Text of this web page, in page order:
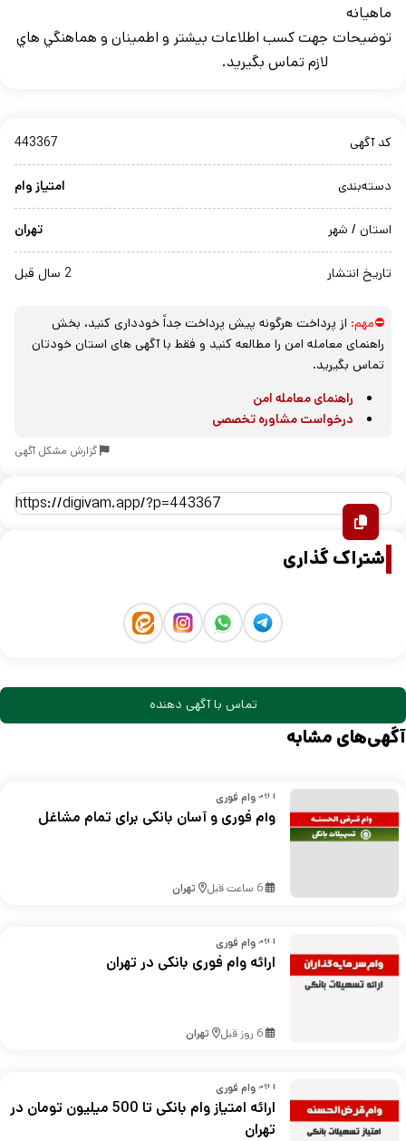
ماهيانه
توضيحات جهت کسب اطلاعات بيشتر و اطمينان و هماهنگي هاي
لازم تماس بگيريد.
کد آگهی 443367
دسته‌بندی امتیاز وام
استان / شهر تهران
تاریخ انتشار 2 سال قبل
⛔مهم: از پرداخت هرگونه پیش پرداخت جداً خودداری کنید، بخش
راهنمای معامله امن را مطالعه کنید و فقط با آگهی های استان خودتان
تماس بگیرید.
راهنمای معامله امن
درخواست مشاوره تخصصی
گزارش مشکل آگهی
اشتراک گذاری
تماس با آگهی دهنده
آگهی‌های مشابه
ارائه وام فوری
وام فوری و آسان بانکی برای تمام مشاغل
6 ساعت قبل تهران
ارائه وام فوری
ارائه وام فوری بانکی در تهران
6 روز قبل تهران
ارائه وام فوری
ارائه امتیاز وام بانکی تا 500 میلیون تومان در
تهران